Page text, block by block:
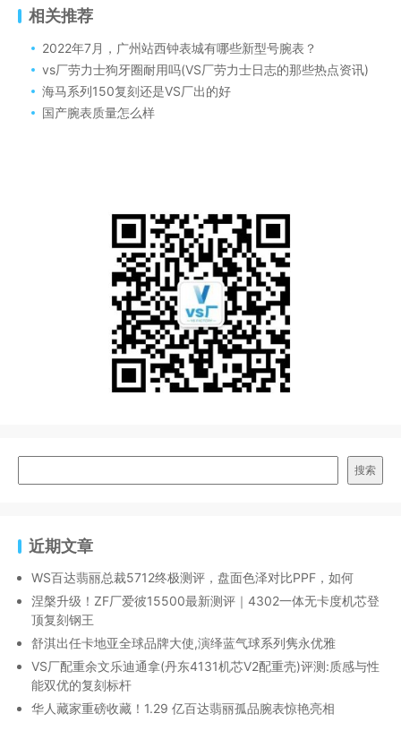
相关推荐
2022年7月，广州站西钟表城有哪些新型号腕表？
vs厂劳力士狗牙圈耐用吗(VS厂劳力士日志的那些热点资讯)
海马系列150复刻还是VS厂出的好
国产腕表质量怎么样
搜索
近期文章
WS百达翡丽总裁5712终极测评，盘面色泽对比PPF，如何
涅槃升级！ZF厂爱彼15500最新测评｜4302一体无卡度机芯登
顶复刻钢王
舒淇出任卡地亚全球品牌大使,演绎蓝气球系列隽永优雅
VS厂配重余文乐迪通拿(丹东4131机芯V2配重壳)评测:质感与性
能双优的复刻标杆
华人藏家重磅收藏！1.29 亿百达翡丽孤品腕表惊艳亮相